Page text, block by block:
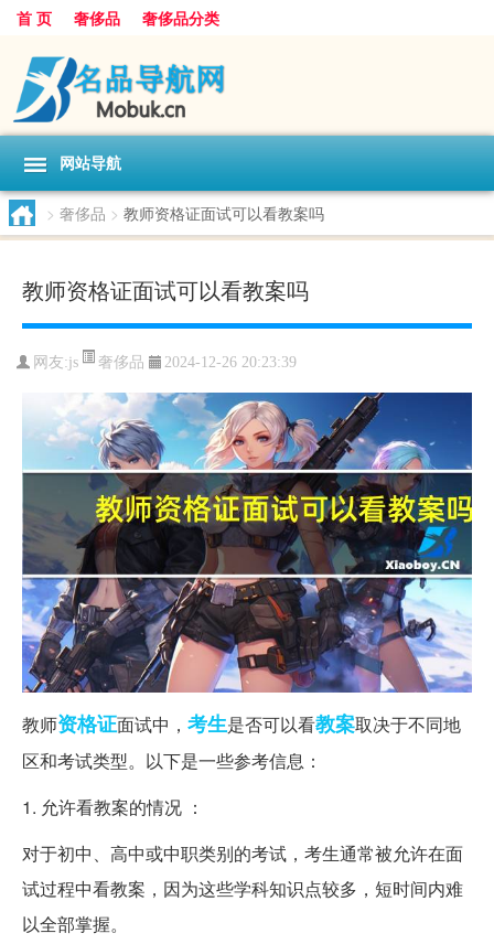
首 页 奢侈品 奢侈品分类
网站导航
> 奢侈品 > 教师资格证面试可以看教案吗
教师资格证面试可以看教案吗
网友:js 奢侈品 2024-12-26 20:23:39
教师资格证面试中， 考生是否可以看教案取决于不同地
区和考试类型。以下是一些参考信息：
1. 允许看教案的情况 ：
对于初中、高中或中职类别的考试，考生通常被允许在面
试过程中看教案，因为这些学科知识点较多，短时间内难
以全部掌握。